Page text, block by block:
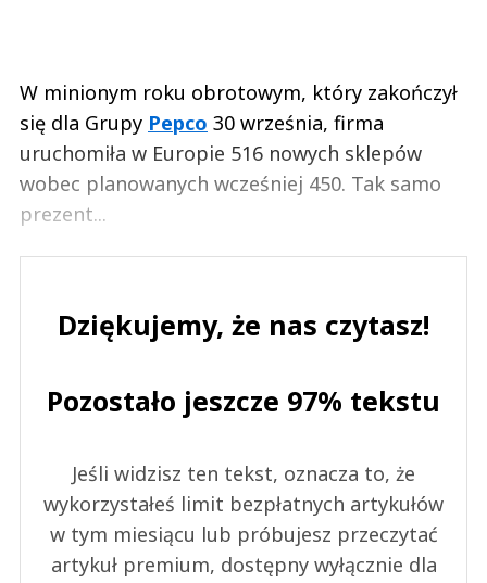
W minionym roku obrotowym, który zakończył
się dla Grupy Pepco 30 września, firma
uruchomiła w Europie 516 nowych sklepów
wobec planowanych wcześniej 450. Tak samo
prezent...
Dziękujemy, że nas czytasz!
Pozostało jeszcze 97% tekstu
Jeśli widzisz ten tekst, oznacza to, że
wykorzystałeś limit bezpłatnych artykułów
w tym miesiącu lub próbujesz przeczytać
artykuł premium, dostępny wyłącznie dla